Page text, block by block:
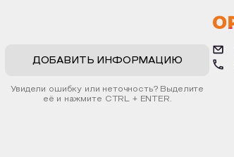
ДОБАВИТЬ ИНФОРМАЦИЮ
Увидели ошибку или неточность? Выделите
её и нажмите CTRL + ENTER.